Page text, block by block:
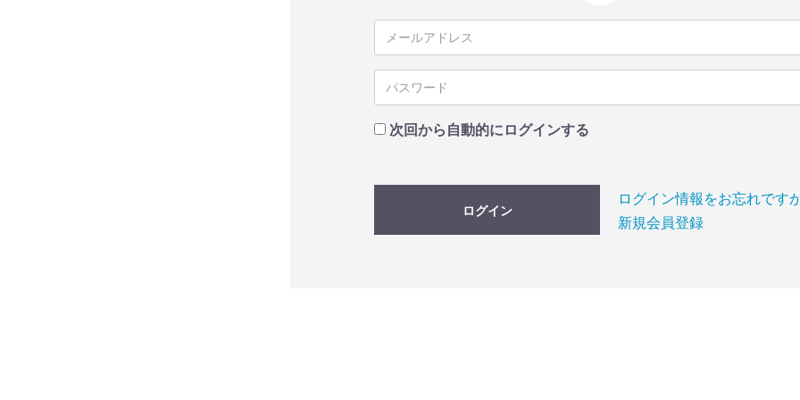
次回から自動的にログインする
ログイン
ログイン情報をお忘れです
新規会員登録